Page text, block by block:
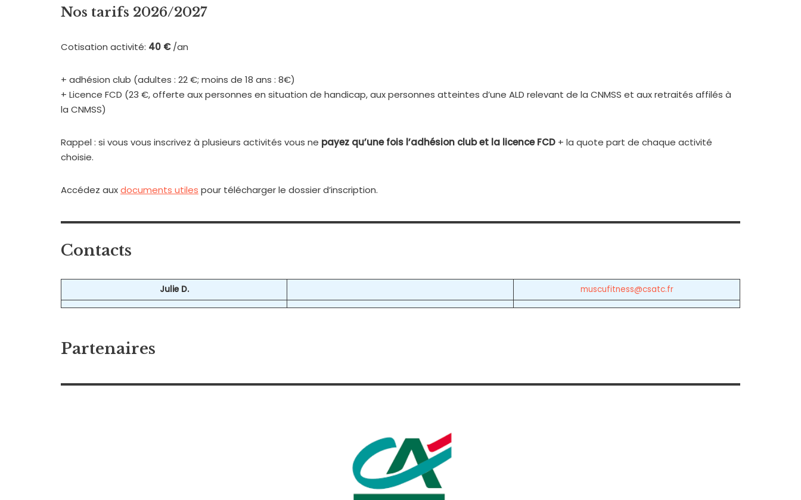
Nos tarifs 2026/2027
Cotisation activité: 40 €/an
+ adhésion club (adultes : 22 €; moins de 18 ans : 8€)
+ Licence FCD (23 €, offerte aux personnes en situation de handicap, aux personnes atteintes d’une ALD relevant de la CNMSS et aux retraités affilés à
la CNMSS)
Rappel : si vous vous inscrivez à plusieurs activités vous ne payez qu’une fois l’adhésion club et la licence FCD + la quote part de chaque activité
choisie.
Accédez auxdocuments utiles pour télécharger le dossier d’inscription.
Contacts
Julie D. muscufitness@csatc.fr
Partenaires